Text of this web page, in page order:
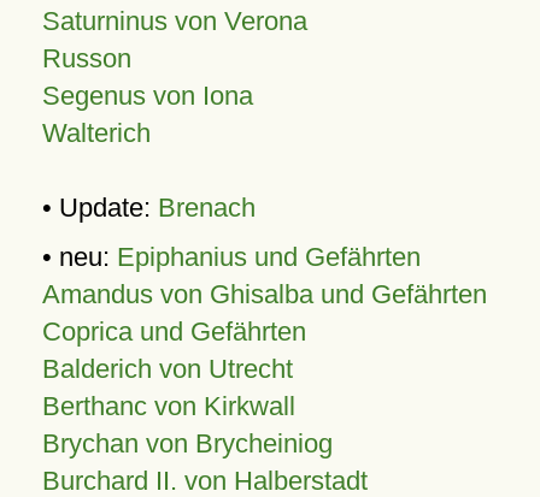
Saturninus von Verona
Russon
Segenus von Iona
Walterich
• Update: Brenach
• neu: Epiphanius und Gefährten
Amandus von Ghisalba und Gefährten
Coprica und Gefährten
Balderich von Utrecht
Berthanc von Kirkwall
Brychan von Brycheiniog
Burchard II. von Halberstadt